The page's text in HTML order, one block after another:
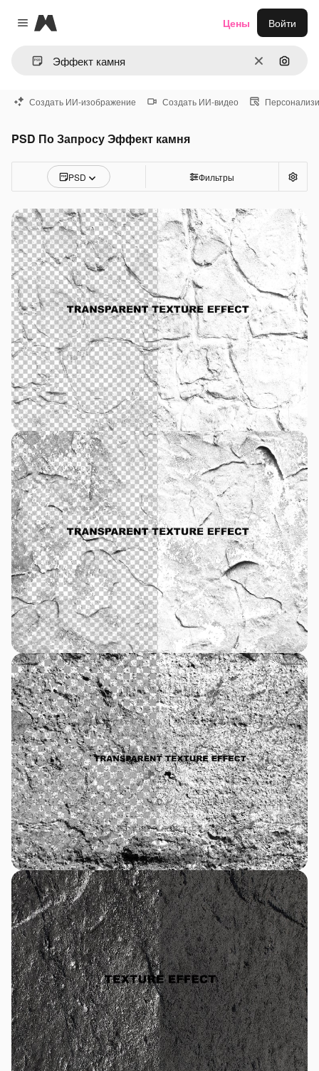
Close menu
Magnific
ОчиститьПоиск
Цены Войти
Создать ИИ-изображение Создать ИИ-видео
PSD По Запросу Эффект камня
PSD Фильтры